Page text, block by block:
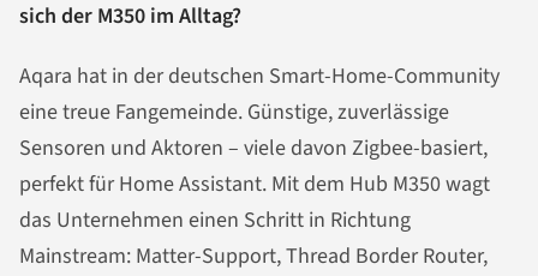
sich der M350 im Alltag?
Aqara hat in der deutschen Smart-Home-Community
eine treue Fangemeinde. Günstige, zuverlässige
Sensoren und Aktoren – viele davon Zigbee-basiert,
perfekt für Home Assistant. Mit dem Hub M350 wagt
das Unternehmen einen Schritt in Richtung
Mainstream: Matter-Support, Thread Border Router,